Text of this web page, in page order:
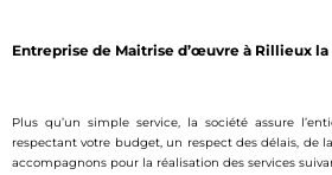
Entreprise de Maitrise d’œuvre à Rillieux la
Plus qu’un simple service, la société assure
respectant votre budget, un respect des délais, de
accompagnons pour la réalisation des services